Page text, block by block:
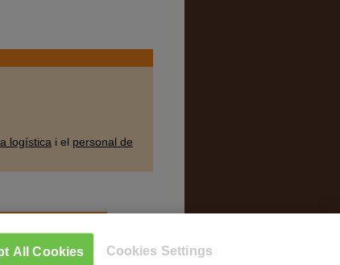
logística i el personal de
Cookies Settings
All Cookies